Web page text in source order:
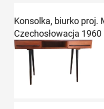
Konsolka, biurko proj.
Czechosłowacja 1960